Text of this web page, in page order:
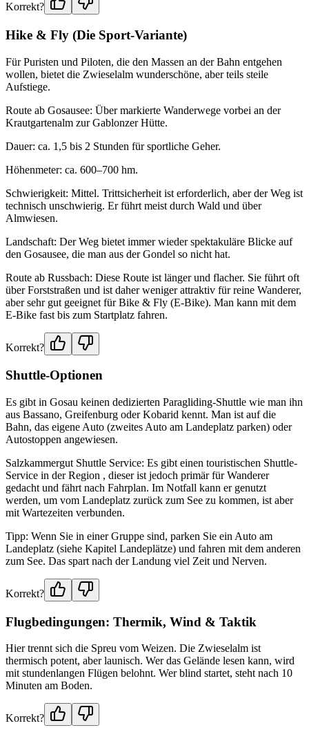
Korrekt?
Hike & Fly (Die Sport-Variante)
Für Puristen und Piloten, die den Massen an der Bahn entgehen
wollen, bietet die Zwieselalm wunderschöne, aber teils steile
Aufstiege.
Route ab Gosausee: Über markierte Wanderwege vorbei an der
Krautgartenalm zur Gablonzer Hütte.
Dauer: ca. 1,5 bis 2 Stunden für sportliche Geher.
Höhenmeter: ca. 600–700 hm.
Schwierigkeit: Mittel. Trittsicherheit ist erforderlich, aber der Weg ist
technisch unschwierig. Er führt meist durch Wald und über
Almwiesen.
Landschaft: Der Weg bietet immer wieder spektakuläre Blicke auf
den Gosausee, die man aus der Gondel so nicht hat.
Route ab Russbach: Diese Route ist länger und flacher. Sie führt oft
über Forststraßen und ist daher weniger attraktiv für reine Wanderer,
aber sehr gut geeignet für Bike & Fly (E-Bike). Man kann mit dem
E-Bike fast bis zum Startplatz fahren.
Korrekt?
Shuttle-Optionen
Es gibt in Gosau keinen dedizierten Paragliding-Shuttle wie man ihn
aus Bassano, Greifenburg oder Kobarid kennt. Man ist auf die
Bahn, das eigene Auto (zweites Auto am Landeplatz parken) oder
Autostoppen angewiesen.
Salzkammergut Shuttle Service: Es gibt einen touristischen Shuttle-
Service in der Region , dieser ist jedoch primär für Wanderer
gedacht und fährt nach Fahrplan. Im Notfall kann er genutzt
werden, um vom Landeplatz zurück zum See zu kommen, ist aber
mit Wartezeiten verbunden.
Tipp: Wenn Sie in einer Gruppe sind, parken Sie ein Auto am
Landeplatz (siehe Kapitel Landeplätze) und fahren mit dem anderen
zum See. Das spart nach der Landung viel Zeit und Nerven.
Korrekt?
Flugbedingungen: Thermik, Wind & Taktik
Hier trennt sich die Spreu vom Weizen. Die Zwieselalm ist
thermisch potent, aber launisch. Wer das Gelände lesen kann, wird
mit stundenlangen Flügen belohnt. Wer blind startet, steht nach 10
Minuten am Boden.
Korrekt?